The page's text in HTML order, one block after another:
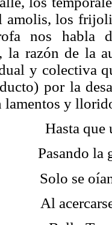
amolis, los
nos habla
la razón de la
y colectiva
por la
lamentos y
Hasta que
Pasando la
Solo se
Al